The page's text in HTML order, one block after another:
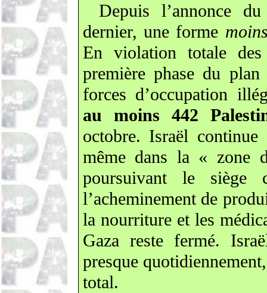
Depuis l’annonce
dernier, une forme
En violation totale
première phase du
forces d’occupation
au moins 442
octobre. Israël
même dans la « zone
poursuivant le siège
l’acheminement de
la nourriture et les
Gaza reste fermé.
presque
total.